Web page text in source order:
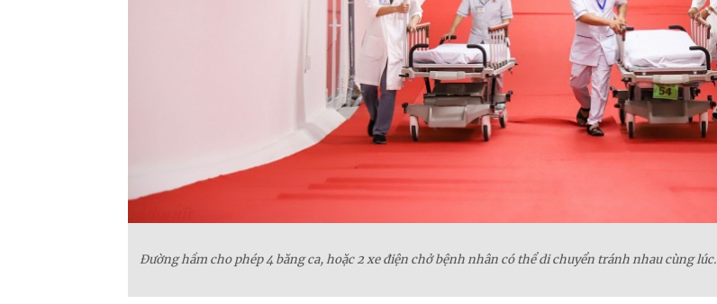
Đường hầm cho phép 4 băng ca, hoặc 2 xe điện chở bệnh nhân có thể di chuyển tránh nhau cùng lúc.